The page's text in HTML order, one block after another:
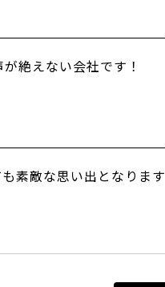
絶えない会社です！
素敵な思い出となります